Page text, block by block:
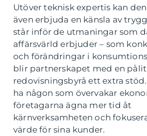
Utöver teknisk expertis kan
även erbjuda en känsla av
står inför de utmaningar som
affärsvärld erbjuder – som
och förändringar i
blir partnerskapet med en
redovisningsbyrå ett extra
ha någon som övervakar
företagarna ägna mer tid åt
kärnverksamheten och
värde för sina kunder.